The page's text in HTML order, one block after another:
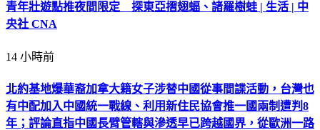
青年壯遊點推夜間限定 探東亞摺翅蝠、諸羅樹蛙 | 生活 | 中
央社 CNA
14 小時前
北約基地爆華裔加拿大籍女子涉替中國從事間諜活動，台灣也
有中配加入中國統一戰線、利用新住民協會推一國兩制遭判8
年；評論直指中國長臂管轄與滲透早已跨越國界，從歐洲一路